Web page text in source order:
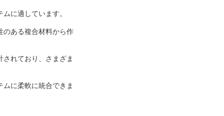
に適しています。
のある複合材料から作
れており、さまざま
に柔軟に統合できま